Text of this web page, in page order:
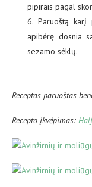
pipirais pagal
6. Paruoštą karį
apibėrę dosnia
sezamo sėklų.
Receptas paruoštas
Recepto įkvėpimas: